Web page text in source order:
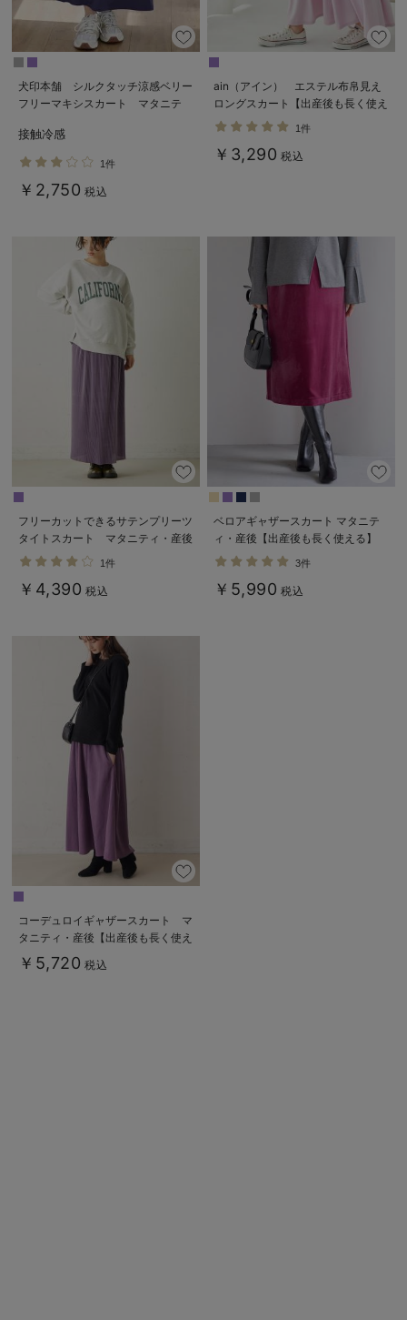
犬印本舗 シルクタッチ涼感ベリー
フリーマキシスカート マタニテ
接触冷感
1件
￥2,750 税込
ain（アイン） エステル布帛見え
ロングスカート【出産後も長く使え
る】
1件
￥3,290 税込
フリーカットできるサテンプリーツ
タイトスカート マタニティ・産後
【出産後も長く使える】
1件
￥4,390 税込
ベロアギャザースカート マタニテ
ィ・産後【出産後も長く使える】
3件
￥5,990 税込
コーデュロイギャザースカート マ
タニティ・産後【出産後も長く使え
る】
￥5,720 税込